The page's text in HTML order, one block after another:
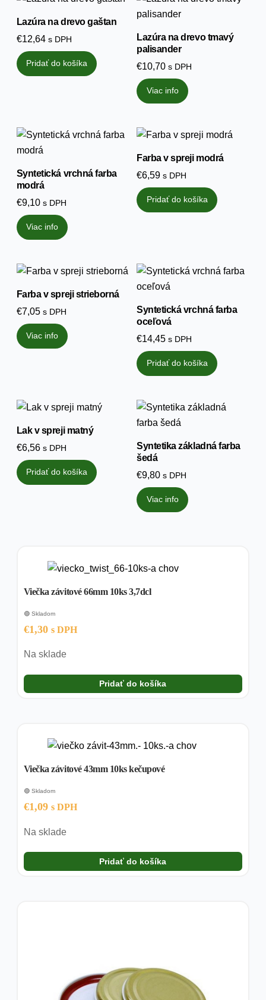
Lazúra na drevo gaštan
€12,64 s DPH
Pridať do košíka
Lazúra na drevo tmavý
palisander
€10,70 s DPH
Viac info
Syntetická vrchná farba
modrá
€9,10 s DPH
Viac info
Farba v spreji modrá
€6,59 s DPH
Pridať do košíka
Farba v spreji strieborná
€7,05 s DPH
Viac info
Syntetická vrchná farba
oceľová
€14,45 s DPH
Pridať do košíka
Lak v spreji matný
€6,56 s DPH
Pridať do košíka
Syntetika základná farba
šedá
€9,80 s DPH
Viac info
Viečka závitové 66mm 10ks 3,7dcl
🟢 Skladom
€1,30 s DPH
Na sklade
Pridať do košíka
Viečka závitové 43mm 10ks kečupové
🟢 Skladom
€1,09 s DPH
Na sklade
Pridať do košíka